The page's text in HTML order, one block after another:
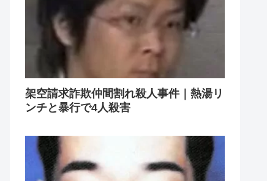
架空請求詐欺仲間割れ殺人事件｜熱湯リ
ンチと暴行で4人殺害